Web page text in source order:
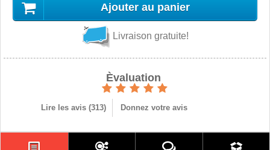
Ajouter au panier
Livraison gratuite!
Èvaluation
Lire les avis (313) Donnez votre avis